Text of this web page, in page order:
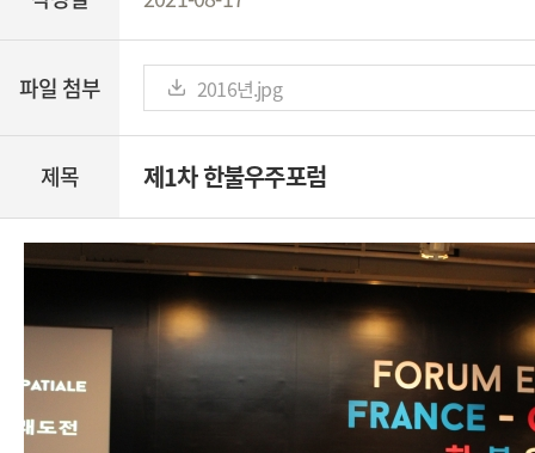
파일 첨부 2016년.jpg
제목 제1차 한불우주포럼